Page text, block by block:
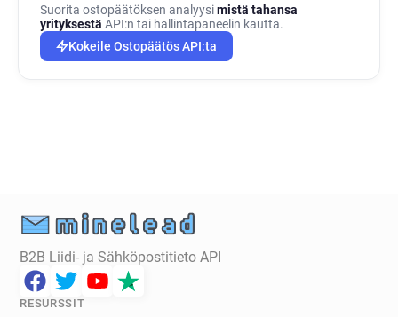
Suorita ostopäätöksen analyysimistä tahansa
yrityksestä API:n tai hallintapaneelin kautta.
Kokeile Ostopäätös API:ta
B2B Liidi- ja Sähköpostitieto API
RESURSSIT